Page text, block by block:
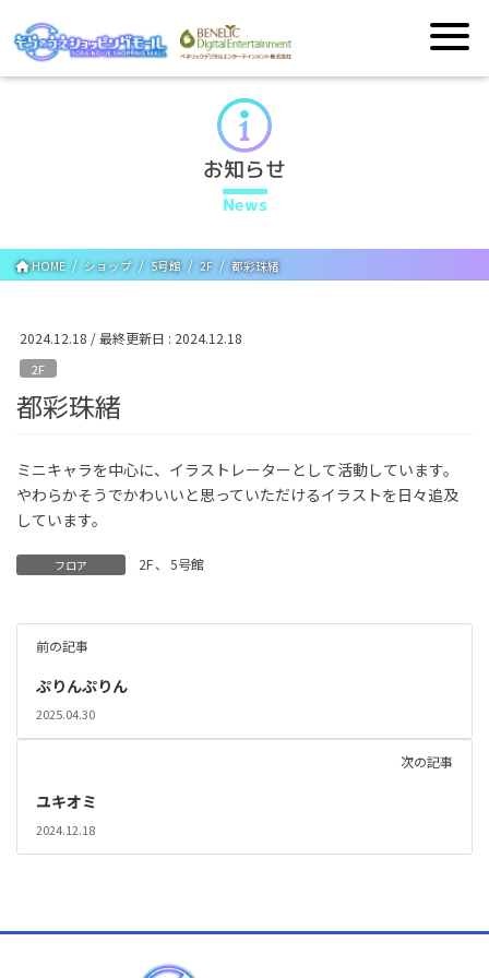
お知らせ
News
HOME ショップ 5号館 2F 都彩珠緒
2024.12.18 / 最終更新日 : 2024.12.18
2F
都彩珠緒
ミニキャラを中心に、イラストレーターとして活動しています。
やわらかそうでかわいいと思っていただけるイラストを日々追及
しています。
フロア 2F、 5号館
前の記事
ぷりんぷりん
2025.04.30
次の記事
ユキオミ
2024.12.18